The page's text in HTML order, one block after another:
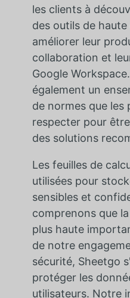
les clients à
des outils de
améliorer leur
collaboration et
Google
également un
de normes que
respecter pour
des solutions
Les feuilles de
utilisées pour
sensibles et
comprenons que
plus haute
de notre
sécurité, Sheetgo
protéger les
utilisateurs. Notre